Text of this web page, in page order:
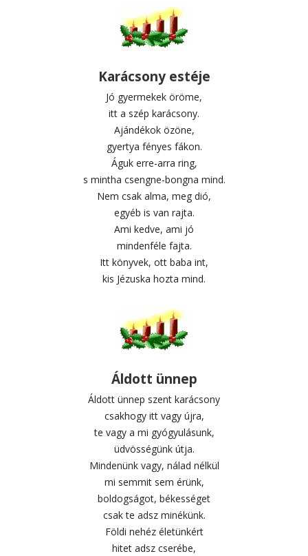
Karácsony estéje
Jó gyermekek öröme,
itt a szép karácsony.
Ajándékok özöne,
gyertya fényes fákon.
Águk erre-arra ring,
s mintha csengne-bongna mind.
Nem csak alma, meg dió,
egyéb is van rajta.
Ami kedve, ami jó
mindenféle fajta.
Itt könyvek, ott baba int,
kis Jézuska hozta mind.
Áldott ünnep
Áldott ünnep szent karácsony
csakhogy itt vagy újra,
te vagy a mi gyógyulásunk,
üdvösségünk útja.
Mindenünk vagy, nálad nélkül
mi semmit sem érünk,
boldogságot, békességet
csak te adsz minékünk.
Földi nehéz életünkért
hitet adsz cserébe,